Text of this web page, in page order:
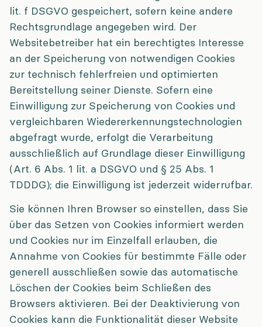
lit. f DSGVO gespeichert, sofern keine andere
Rechtsgrundlage angegeben wird. Der
Websitebetreiber hat ein berechtigtes Interesse
an der Speicherung von notwendigen Cookies
zur technisch fehlerfreien und optimierten
Bereitstellung seiner Dienste. Sofern eine
Einwilligung zur Speicherung von Cookies und
vergleichbaren Wiedererkennungstechnologien
abgefragt wurde, erfolgt die Verarbeitung
ausschließlich auf Grundlage dieser Einwilligung
(Art. 6 Abs. 1 lit. a DSGVO und § 25 Abs. 1
TDDDG); die Einwilligung ist jederzeit widerrufbar.
Sie können Ihren Browser so einstellen, dass Sie
über das Setzen von Cookies informiert werden
und Cookies nur im Einzelfall erlauben, die
Annahme von Cookies für bestimmte Fälle oder
generell ausschließen sowie das automatische
Löschen der Cookies beim Schließen des
Browsers aktivieren. Bei der Deaktivierung von
Cookies kann die Funktionalität dieser Website